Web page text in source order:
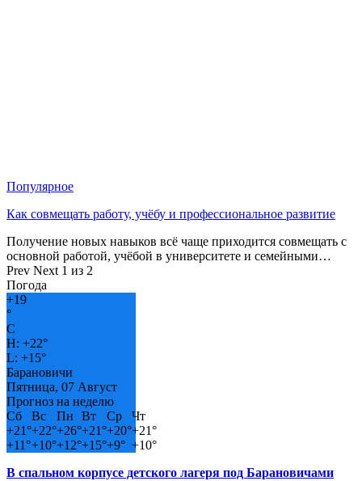
Популярное
Как совмещать работу, учёбу и профессиональное развитие
Получение новых навыков всё чаще приходится совмещать с
основной работой, учёбой в университете и семейными…
Prev Next 1 из 2
Погода
+19
°
C
H: +22°
L: +15°
Барановичи
Пятница, 07 Август
Прогноз на неделю
Сб
Вс Пн Вт Ср
Чт
+21°+22°+26°+21°+20°+21°
+11°+10°+12°+15°+9° +10°
В спальном корпусе детского лагеря под Барановичами